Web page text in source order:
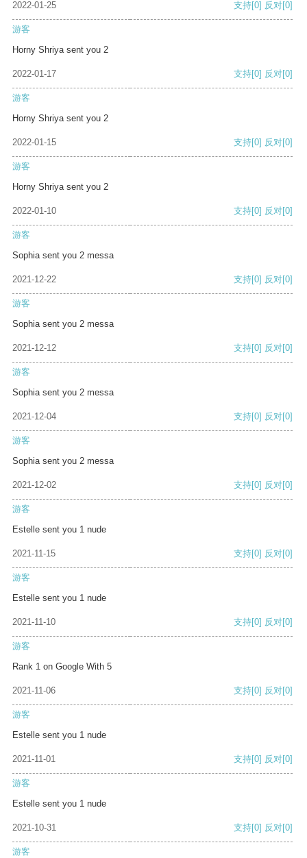
2022-01-25 支持[0] 反对[0]
游客
Horny Shriya sent you 2
2022-01-17 支持[0] 反对[0]
游客
Horny Shriya sent you 2
2022-01-15 支持[0] 反对[0]
游客
Horny Shriya sent you 2
2022-01-10 支持[0] 反对[0]
游客
Sophia sent you 2 messa
2021-12-22 支持[0] 反对[0]
游客
Sophia sent you 2 messa
2021-12-12 支持[0] 反对[0]
游客
Sophia sent you 2 messa
2021-12-04 支持[0] 反对[0]
游客
Sophia sent you 2 messa
2021-12-02 支持[0] 反对[0]
游客
Estelle sent you 1 nude
2021-11-15 支持[0] 反对[0]
游客
Estelle sent you 1 nude
2021-11-10 支持[0] 反对[0]
游客
Rank 1 on Google With 5
2021-11-06 支持[0] 反对[0]
游客
Estelle sent you 1 nude
2021-11-01 支持[0] 反对[0]
游客
Estelle sent you 1 nude
2021-10-31 支持[0] 反对[0]
游客